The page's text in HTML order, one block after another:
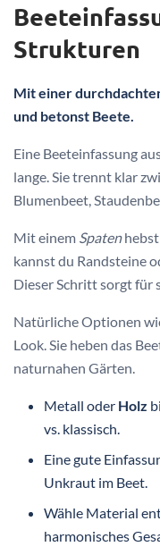
Strukturen
Mit einer
und betonst Beete.
Eine Beeteinfassung
lange. Sie trennt klar
Blumenbeet,
Mit einem Spatenhebst
kannst du Randsteine
Dieser Schritt sorgt für
Natürliche Optionen
Look. Sie heben das
naturnahen Gärten.
Metall oder Holz
vs. klassisch.
Eine gute
Unkraut im Beet.
Wähle Material
harmonisches